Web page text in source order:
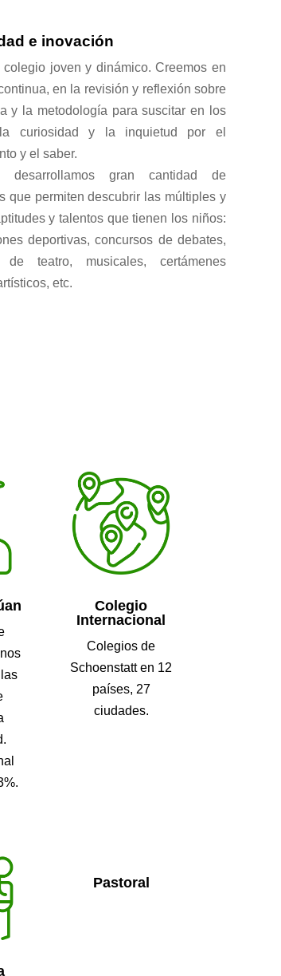
e inovación
colegio joven y dinámico. Creemos en
en la revisión y reflexión sobre
y la metodología para suscitar en los
curiosidad y la inquietud por el
y el saber.
desarrollamos gran cantidad de
que permiten descubrir las múltiples y
y talentos que tienen los niños:
deportivas, concursos de debates,
de teatro, musicales, certámenes
etc.
Colegio
Internacional
Colegios de
Schoenstatt en 12
países, 27
ciudades.
Pastoral